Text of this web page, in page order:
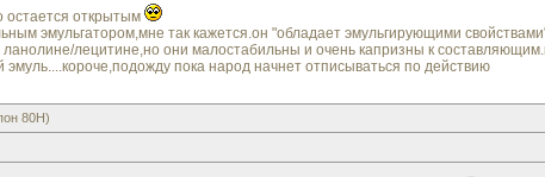
остается открытым
эмульгатором,мне так кажется.он "обладает эмульгирующими
лецитине,но они малостабильны и очень капризны к
эмуль....короче,подожду пока народ начнет отписываться по действию
80H)